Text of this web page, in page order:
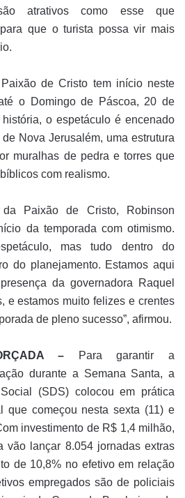
atrativos como esse que
que o turista possa vir mais
de Cristo tem início neste
o Domingo de Páscoa, 20 de
o espetáculo é encenado
Nova Jerusalém, uma estrutura
muralhas de pedra e torres que
com realismo.
Paixão de Cristo, Robinson
da temporada com otimismo.
mas tudo dentro do
do planejamento. Estamos aqui
da governadora Raquel
e estamos muito felizes e crentes
de pleno sucesso”, afirmou.
– Para garantir a
durante a Semana Santa, a
(SDS) colocou em prática
que começou nesta sexta (11) e
investimento de R$ 1,4 milhão,
vão lançar 8.054 jornadas extras
de 10,8% no efetivo em relação
empregados são de policiais